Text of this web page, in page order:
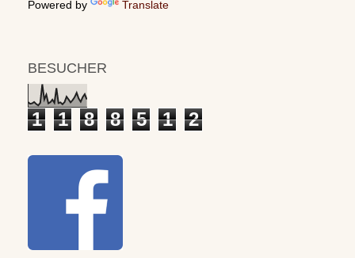
Powered by Translate
BESUCHER
1 1 8 8 5 1 2